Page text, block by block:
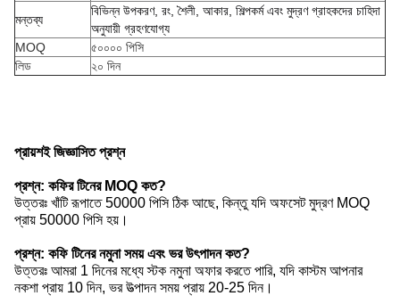
মন্তব্য
বিভিন্ন উপকরণ, রং, শৈলী, আকার, শিল্পকর্ম এবং মুদ্রণ গ্রাহকদের চাহিদা
অনুযায়ী গ্রহণযোগ্য
MOQ
৫০০০০ পিসি
লিড
২০ দিন
প্রায়শই জিজ্ঞাসিত প্রশ্ন
প্রশ্ন: কফির টিনের MOQ কত?
উত্তরঃ খাঁটি রূপাতে 50000 পিসি ঠিক আছে, কিন্তু যদি অফসেট মুদ্রণ MOQ
প্রায় 50000 পিসি হয়।
প্রশ্ন: কফি টিনের নমুনা সময় এবং ভর উৎপাদন কত?
উত্তরঃ আমরা 1 দিনের মধ্যে স্টক নমুনা অফার করতে পারি, যদি কাস্টম আপনার
নকশা প্রায় 10 দিন, ভর উত্পাদন সময় প্রায় 20-25 দিন।